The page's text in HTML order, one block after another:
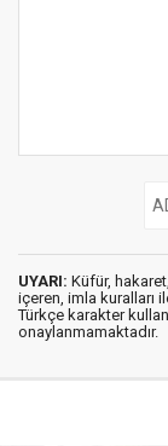
UYARI: Küfür,
içeren, imla kuralları
Türkçe karakter
onaylanmamaktadır.